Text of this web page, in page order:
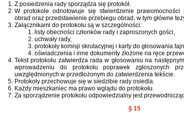
Z posiedzenia rady sporządza się protokół.
W protokole odnotowuje się stwierdzenie prawomocności
obrad oraz przedstawienie przebiegu obrad, w tym główne
Załącznikami do protokołu są w szczególności:
listy obecności członków rady i zaproszonych gości,
uchwały rady,
protokoły komisji skrutacyjnej i karty do głosowania
oświadczenia i inne dokumenty złożone na ręce
Tekst protokołu zatwierdza rada w głosowaniu na
wprowadzeniu do protokołu poprawek zgłoszonych
uwzględnionych w przedłożonym do zatwierdzenia tekście.
Protokoły przechowuje się w siedzibie rady osiedla.
Każdy mieszkaniec ma prawo wglądu do protokołu.
Za sporządzenie protokołu odpowiedzialny jest
§ 15